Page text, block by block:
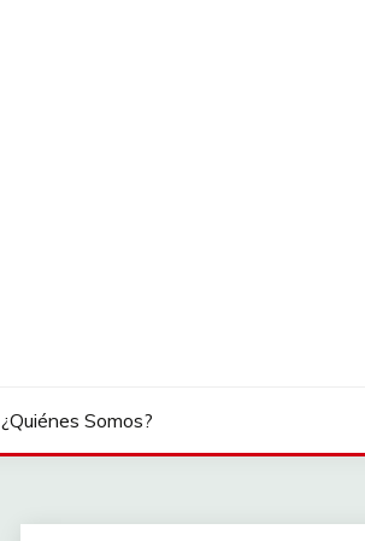
¿Quiénes Somos?